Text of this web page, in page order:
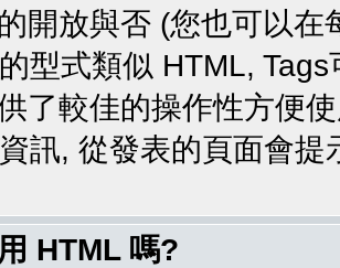
開放與否 (您也可以
型式類似 HTML,
了較佳的操作性方便
訊, 從發表的頁面會提
HTML 嗎?